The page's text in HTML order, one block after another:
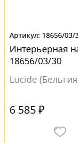
18656/03/
Интерьерная
18656/03/30
Lucide
6 585 ₽